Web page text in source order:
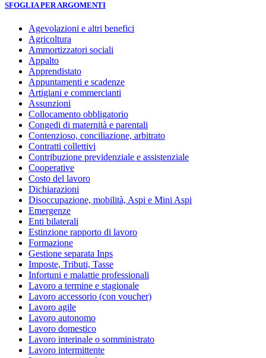
SFOGLIA PER ARGOMENTI
Agevolazioni e altri benefici
Agricoltura
Ammortizzatori sociali
Appalto
Apprendistato
Appuntamenti e scadenze
Artigiani e commercianti
Assunzioni
Collocamento obbligatorio
Congedi di maternità e parentali
Contenzioso, conciliazione, arbitrato
Contratti collettivi
Contribuzione previdenziale e assistenziale
Cooperative
Costo del lavoro
Dichiarazioni
Disoccupazione, mobilità, Aspi e Mini Aspi
Emergenze
Enti bilaterali
Estinzione rapporto di lavoro
Formazione
Gestione separata Inps
Imposte, Tributi, Tasse
Infortuni e malattie professionali
Lavoro a termine e stagionale
Lavoro accessorio (con voucher)
Lavoro agile
Lavoro autonomo
Lavoro domestico
Lavoro interinale o somministrato
Lavoro intermittente